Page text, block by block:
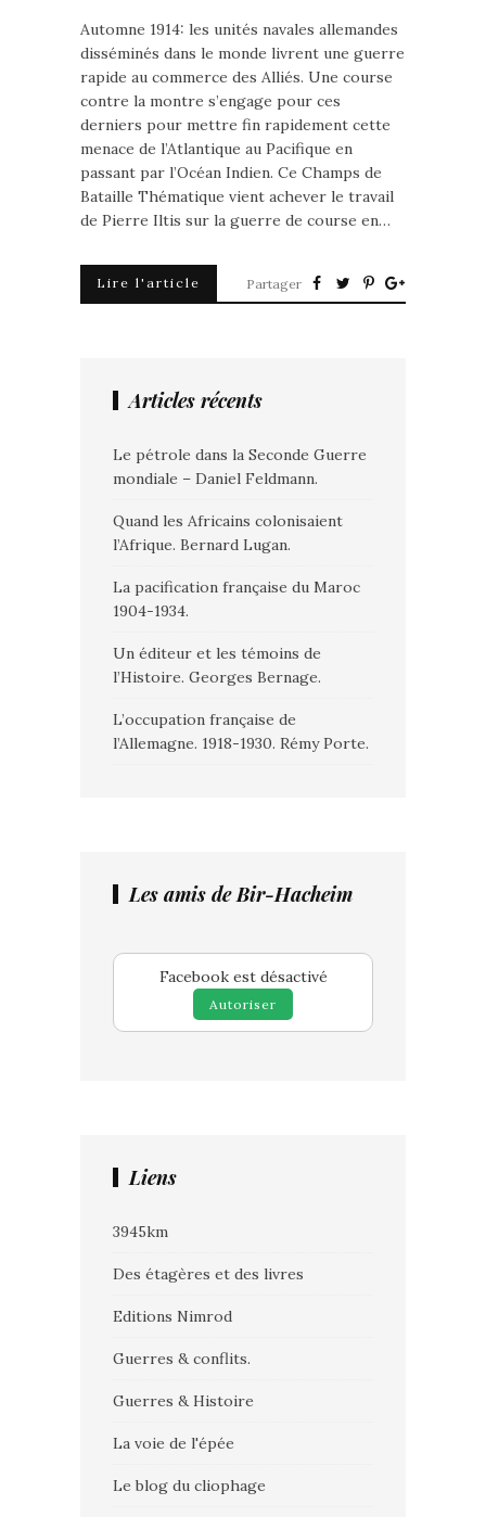
Automne 1914: les unités navales allemandes
disséminés dans le monde livrent une guerre
rapide au commerce des Alliés. Une course
contre la montre s’engage pour ces
derniers pour mettre fin rapidement cette
menace de l’Atlantique au Pacifique en
passant par l’Océan Indien. Ce Champs de
Bataille Thématique vient achever le travail
de Pierre Iltis sur la guerre de course en…
Lire l'article Partager
Articles récents
Le pétrole dans la Seconde Guerre
mondiale – Daniel Feldmann.
Quand les Africains colonisaient
l’Afrique. Bernard Lugan.
La pacification française du Maroc
1904-1934.
Un éditeur et les témoins de
l’Histoire. Georges Bernage.
L’occupation française de
l’Allemagne. 1918-1930. Rémy Porte.
Les amis de Bir-Hacheim
Facebook est désactivé
Autoriser
Liens
3945km
Des étagères et des livres
Editions Nimrod
Guerres & conflits.
Guerres & Histoire
La voie de l'épée
Le blog du cliophage